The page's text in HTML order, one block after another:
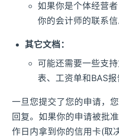
如果你是个体经营
你的会计师的联系信
其它文档：
可能还需要一些支
表、工资单和BAS报
一旦您提交了您的申请，
回复。如果你的申请被批
作日内拿到你的信用卡(取